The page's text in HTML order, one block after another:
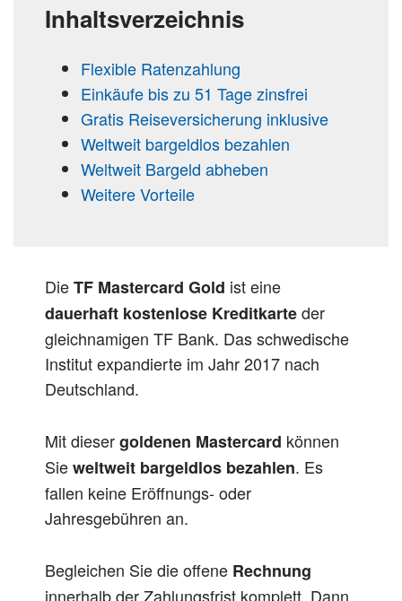
Inhaltsverzeichnis
Flexible Ratenzahlung
Einkäufe bis zu 51 Tage zinsfrei
Gratis Reiseversicherung inklusive
Weltweit bargeldlos bezahlen
Weltweit Bargeld abheben
Weitere Vorteile
DieTF Mastercard Gold ist eine
dauerhaft kostenlose Kreditkarteder
gleichnamigen TF Bank. Das schwedische
Institut expandierte im Jahr 2017 nach
Deutschland.
Mit diesergoldenen Mastercard können
Sieweltweit bargeldlos bezahlen. Es
fallen keine Eröffnungs- oder
Jahresgebühren an.
Begleichen Sie die offene Rechnung
innerhalb der Zahlungsfrist komplett. Dann